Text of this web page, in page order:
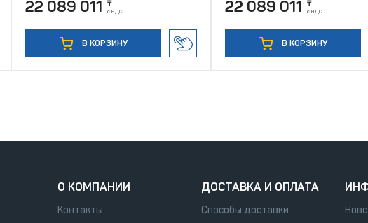
22 089 011 ₸
с НДС
В КОРЗИНУ
22 089 011 ₸
с НДС
В КОРЗИНУ
О КОМПАНИИ
Контакты
ДОСТАВКА И ОПЛАТА
Способы доставки